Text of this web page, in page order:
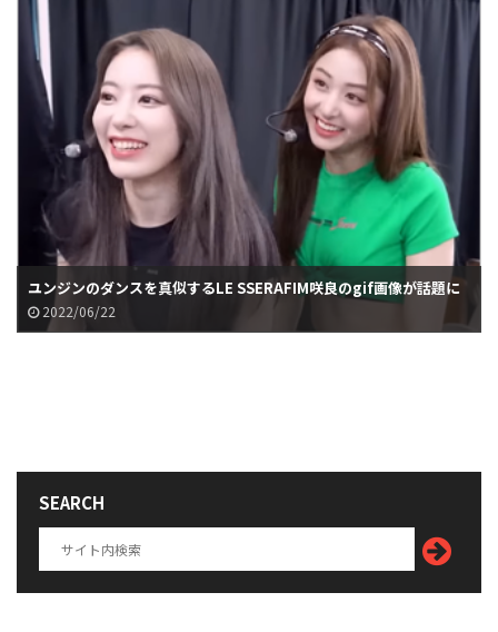
ユンジンのダンスを真似するLE SSERAFIM咲良のgif画像が話題に
2022/06/22
SEARCH